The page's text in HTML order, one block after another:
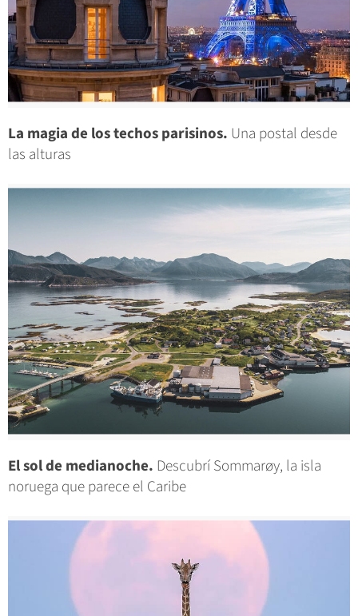
La magia de los techos parisinos. Una postal desde
las alturas
El sol de medianoche. Descubrí Sommarøy, la isla
noruega que parece el Caribe